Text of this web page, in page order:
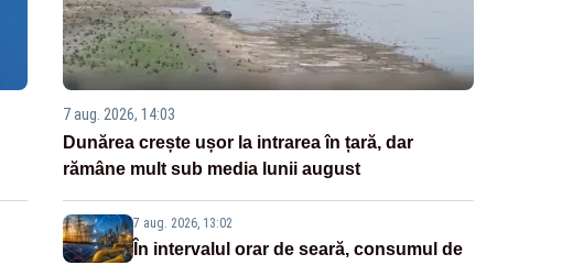
7 aug. 2026, 14:03
Dunărea crește ușor la intrarea în țară, dar
rămâne mult sub media lunii august
7 aug. 2026, 13:02
În intervalul orar de seară, consumul de